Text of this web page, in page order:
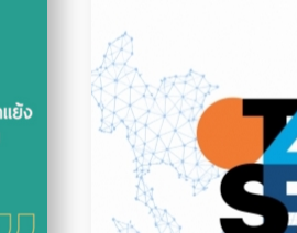
ปฏิบัติการและรับฟังความคิดเห็น TIJ หวังว่ารายงานฉบับนี้จะ
เป็นประโยชน์เพื่อประสานความร่
งานด้านยุติธรรมสิ่งแวดล้อมของป